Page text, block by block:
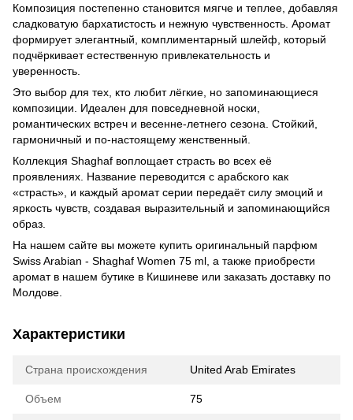
Композиция постепенно становится мягче и теплее, добавляя
сладковатую бархатистость и нежную чувственность. Аромат
формирует элегантный, комплиментарный шлейф, который
подчёркивает естественную привлекательность и
уверенность.
Это выбор для тех, кто любит лёгкие, но запоминающиеся
композиции. Идеален для повседневной носки,
романтических встреч и весенне-летнего сезона. Стойкий,
гармоничный и по-настоящему женственный.
Коллекция Shaghaf воплощает страсть во всех её
проявлениях. Название переводится с арабского как
«страсть», и каждый аромат серии передаёт силу эмоций и
яркость чувств, создавая выразительный и запоминающийся
образ.
На нашем сайте вы можете купить оригинальный парфюм
Swiss Arabian - Shaghaf Women 75 ml, а также приобрести
аромат в нашем бутике в Кишиневе или заказать доставку по
Молдове.
Характеристики
Страна происхождения United Arab Emirates
Объем 75